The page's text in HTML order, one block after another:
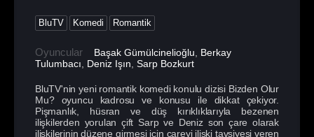
BluTV Komedi Romantik
Oyuncular Başak Gümülcinelioğlu
Berkay
Tulumbacı
Deniz Işın Sarp Bozkurt
BluTV'nin yeni romantik komedi konulu dizisi Bizden Olur
Mu? oyuncu kadrosu ve konusu ile dikkat çekiyor.
Pişmanlık, hüsran ve düş kırıklıklarıyla bezenen
ilişkilerden yorulan çift Sarp ve Deniz son çare olarak
ilişkilerinin düzene girmesi için çareyi ilişki tavsiyesi veren